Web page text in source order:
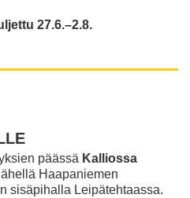
27.6.–2.8.
päässä Kalliossa
lähellä Haapaniemen
sisäpihalla Leipätehtaassa.